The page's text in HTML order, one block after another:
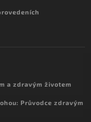
a zdravým životem
Průvodce zdravým